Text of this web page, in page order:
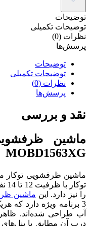
توضیحات
توضیحات تکمیلی
نظرات (0)
پرسش‌ها
توضیحات
توضیحات تکمیلی
نظرات (0)
پرسش‌ها
نقد و بررسی
ماشین
MOBD1563XG
را نیز دارد. این ماشین
3 برنامه ویژه دارد
آب طراحی شده‌اند.